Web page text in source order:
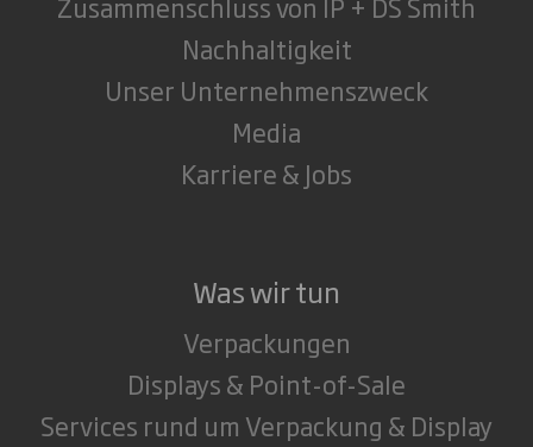
Nachhaltigkeit
Unser Unternehmenszweck
Media
Karriere & Jobs
Was wir tun
Verpackungen
Displays & Point-of-Sale
Services rund um Verpackung & Display